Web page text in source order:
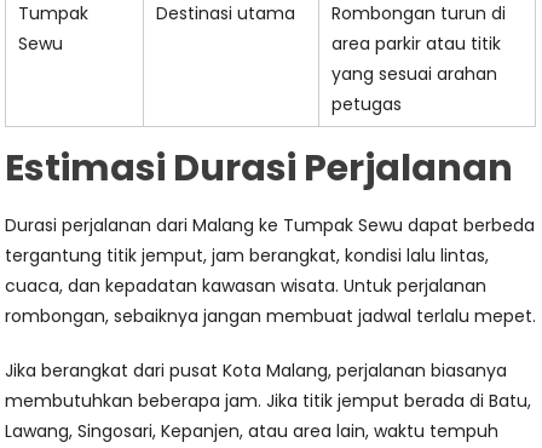
Tumpak
Sewu
Destinasi utama
Rombongan turun di
area parkir atau titik
yang sesuai arahan
petugas
Estimasi Durasi Perjalanan
Durasi perjalanan dari Malang ke Tumpak Sewu dapat berbeda
tergantung titik jemput, jam berangkat, kondisi lalu lintas,
cuaca, dan kepadatan kawasan wisata. Untuk perjalanan
rombongan, sebaiknya jangan membuat jadwal terlalu mepet.
Jika berangkat dari pusat Kota Malang, perjalanan biasanya
membutuhkan beberapa jam. Jika titik jemput berada di Batu,
Lawang, Singosari, Kepanjen, atau area lain, waktu tempuh